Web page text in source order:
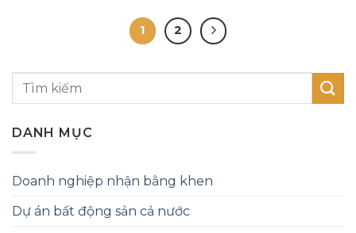
1 2
DANH MỤC
Doanh nghiệp nhận bằng khen
Dự án bất động sản cả nước